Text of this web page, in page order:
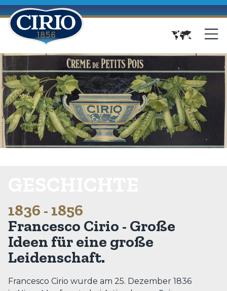
1836 - 1856
Francesco Cirio - Große
Ideen für eine große
Leidenschaft.
Francesco Cirio wurde am 25. Dezember 1836